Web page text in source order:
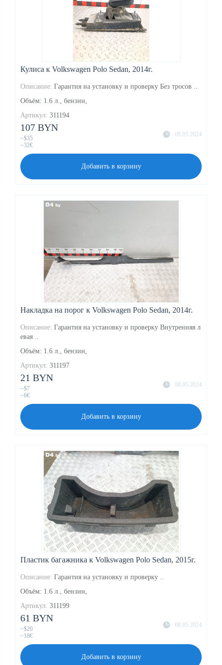
Кулиса к Volkswagen Polo Sedan, 2014г.
Описание: Гарантия на установку и проверку Без тросов ..
Объём: 1.6 л., бензин,
Артикул: 311194
08.05.2024
107 BYN
~$35
~32€
Добавить в корзину
Накладка на порог к Volkswagen Polo Sedan, 2014г.
Описание: Гарантия на установку и проверку Внутренняя л
евая ..
Объём: 1.6 л., бензин,
Артикул: 311197
08.05.2024
21 BYN
~$7
~6€
Добавить в корзину
Пластик багажника к Volkswagen Polo Sedan, 2015г.
Описание: Гарантия на установку и проверку ..
Объём: 1.6 л., бензин,
Артикул: 311199
08.05.2024
61 BYN
~$20
~18€
Добавить в корзину